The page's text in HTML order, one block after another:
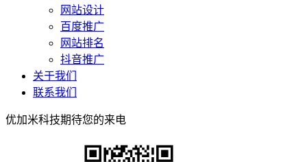
网站设计
百度推广
网站排名
抖音推广
关于我们
联系我们
优加米科技期待您的来电